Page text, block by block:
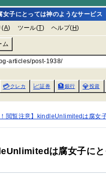
子にとっては神のようなサービス
(A) ツール(T) ヘルプ( H)
ム
articles/post-1938/
💳クレカ 📈証券 🏦銀行 💎投資
！閲覧注意】kindleUnlimitedは腐女
は腐女子に